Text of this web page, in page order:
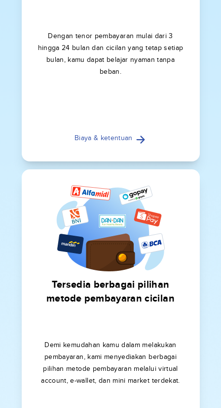
Dengan tenor pembayaran mulai dari 3
hingga 24 bulan dan cicilan yang tetap setiap
bulan, kamu dapat belajar nyaman tanpa
beban.
Biaya & ketentuan
Tersedia berbagai pilihan
metode pembayaran cicilan
Demi kemudahan kamu dalam melakukan
pembayaran, kami menyediakan berbagai
pilihan metode pembayaran melalui virtual
account, e-wallet, dan mini market terdekat.